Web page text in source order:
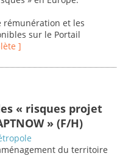
rémunération et les
sur le Portail
]
« risques projet
» (F/H)
du territoire